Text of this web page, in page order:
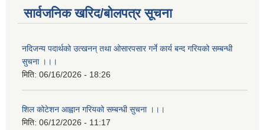
सार्वजनिक खरिद/बोलपत्र सूचना
नदिजन्य पदार्थको उत्खनन् तथा ओसारपसार गर्ने कार्य बन्द गरियको सम्बन्धी
सुचना ।।।
मिति: 06/16/2026 - 18:26
शिल कोटेशन आह्वान गरियको सम्बन्धी सुचना ।।।
मिति: 06/12/2026 - 11:17